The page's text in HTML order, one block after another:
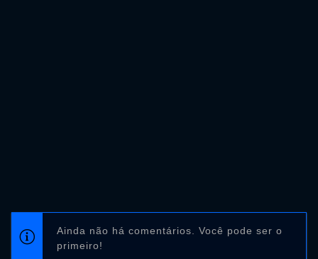
Ainda não há comentários. Você pode ser o
primeiro!